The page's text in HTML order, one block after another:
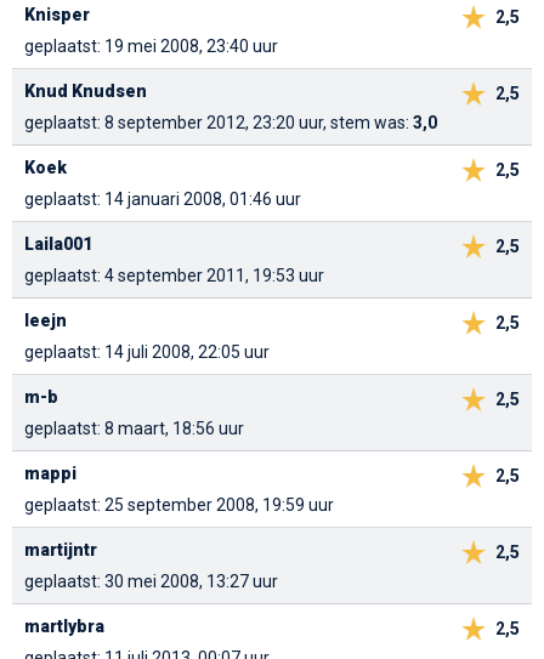
2,5
Knisper
geplaatst: 19 mei 2008, 23:40 uur
2,5
Knud Knudsen
geplaatst: 8 september 2012, 23:20 uur, stem was: 3,0
2,5
Koek
geplaatst: 14 januari 2008, 01:46 uur
2,5
Laila001
geplaatst: 4 september 2011, 19:53 uur
2,5
leejn
geplaatst: 14 juli 2008, 22:05 uur
2,5
m-b
geplaatst: 8 maart, 18:56 uur
2,5
mappi
geplaatst: 25 september 2008, 19:59 uur
2,5
martijntr
geplaatst: 30 mei 2008, 13:27 uur
2,5
martlybra